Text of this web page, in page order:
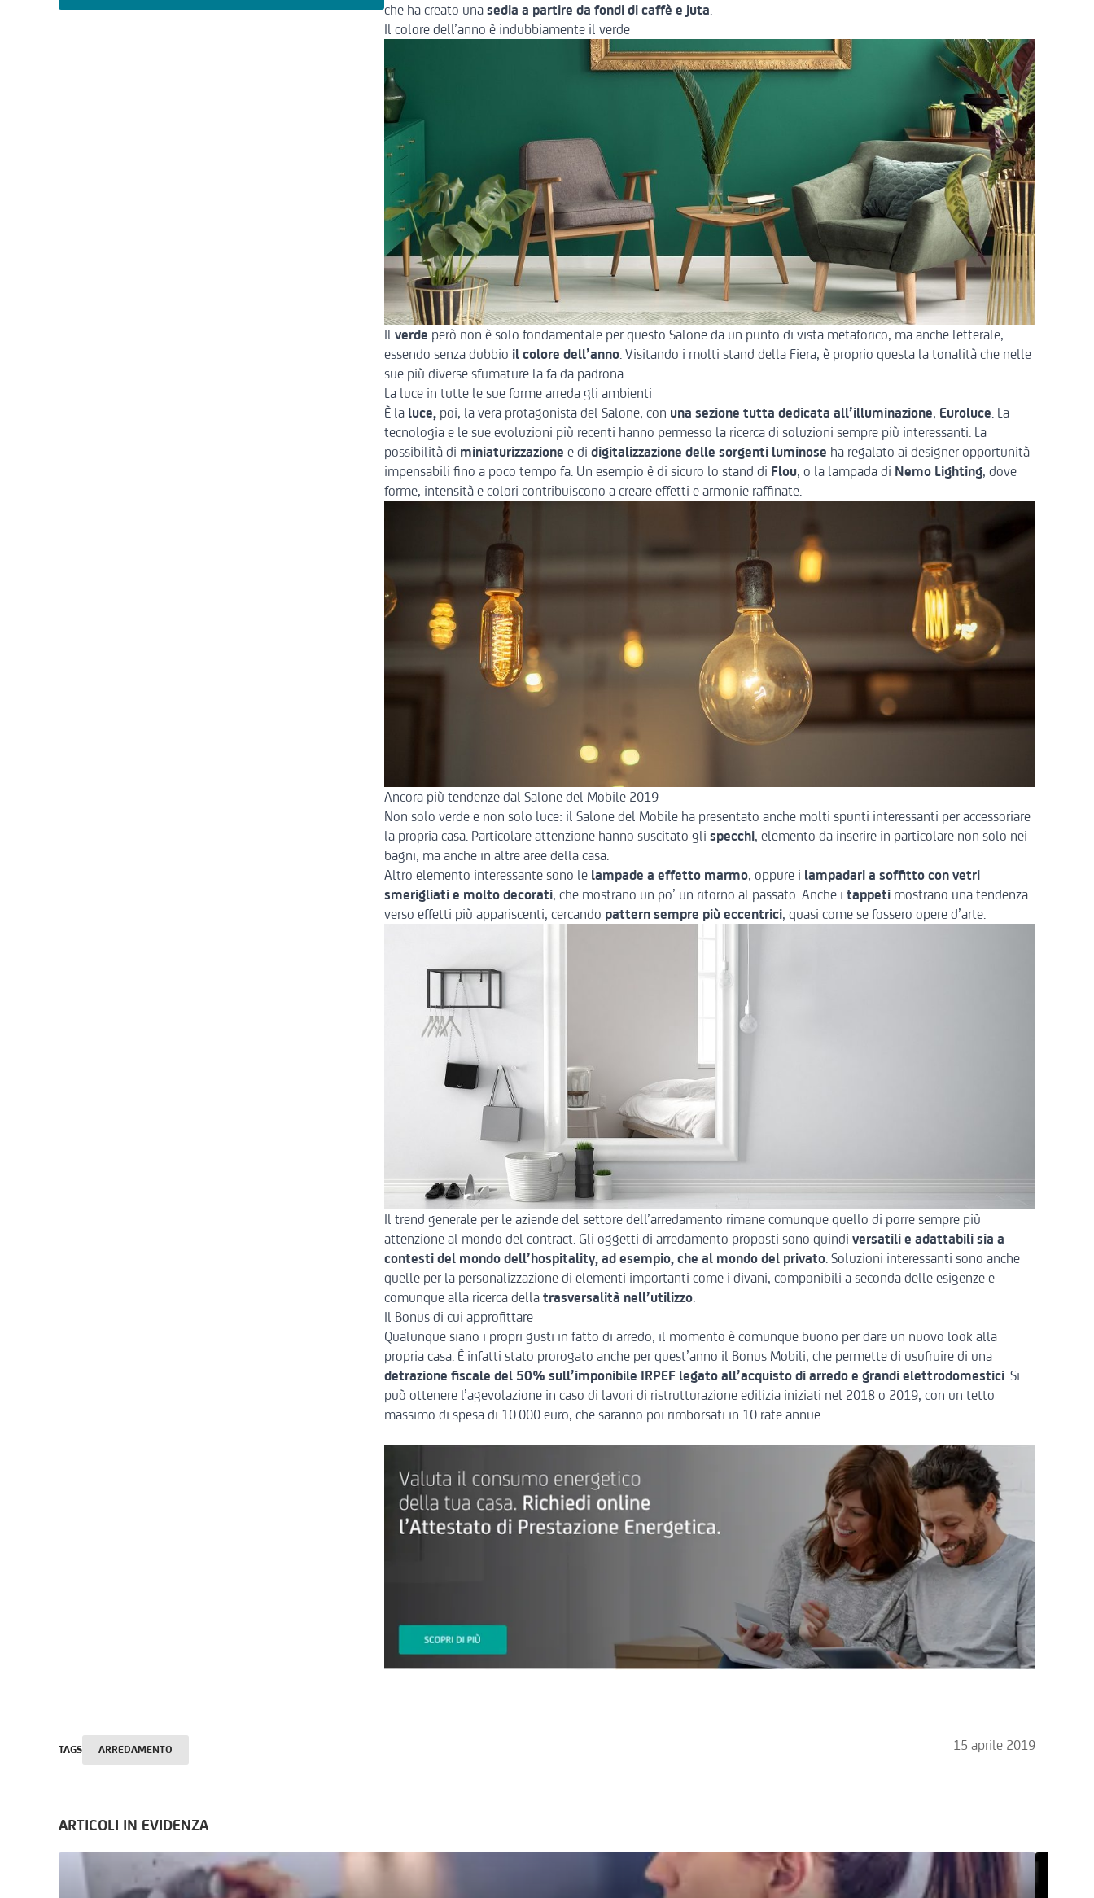
che ha creato una sedia a partire da fondi di caffè e juta
Il colore dell’anno è indubbiamente il verde
Il verde però non è solo fondamentale per questo Salone da un punto di vista metaforico, ma anche letterale,
essendo senza dubbio il colore dell’anno. Visitando i molti stand della Fiera, è proprio questa la tonalità che nelle
sue più diverse sfumature la fa da padrona.
La luce in tutte le sue forme arreda gli ambienti
È la luce, poi, la vera protagonista del Salone, con una sezione tutta dedicata all’illuminazione, Euroluce. La
tecnologia e le sue evoluzioni più recenti hanno permesso la ricerca di soluzioni sempre più interessanti. La
possibilità di miniaturizzazione e di digitalizzazione delle sorgenti luminose ha regalato ai designer opportunità
impensabili fino a poco tempo fa. Un esempio è di sicuro lo stand di Flou, o la lampada di Nemo Lighting, dove
forme, intensità e colori contribuiscono a creare effetti e armonie raffinate.
Ancora più tendenze dal Salone del Mobile 2019
Non solo verde e non solo luce: il Salone del Mobile ha presentato anche molti spunti interessanti per accessoriare
la propria casa. Particolare attenzione hanno suscitato gli specchi, elemento da inserire in particolare non solo nei
bagni, ma anche in altre aree della casa.
Altro elemento interessante sono le lampade a effetto marmo, oppure i lampadari a soffitto con vetri
smerigliati e molto decorati, che mostrano un po’ un ritorno al passato. Anche i tappeti mostrano una tendenza
verso effetti più appariscenti, cercando pattern sempre più eccentrici, quasi come se fossero opere d’arte.
Il trend generale per le aziende del settore dell’arredamento rimane comunque quello di porre sempre più
attenzione al mondo del contract. Gli oggetti di arredamento proposti sono quindi versatili e adattabili sia a
contesti del mondo dell’hospitality, ad esempio, che al mondo del privato. Soluzioni interessanti sono anche
quelle per la personalizzazione di elementi importanti come i divani, componibili a seconda delle esigenze e
comunque alla ricerca della trasversalità nell’utilizzo.
Il Bonus di cui approfittare
Qualunque siano i propri gusti in fatto di arredo, il momento è comunque buono per dare un nuovo look alla
propria casa. È infatti stato prorogato anche per quest’anno il Bonus Mobili, che permette di usufruire di una
detrazione fiscale del 50% sull’imponibile IRPEF legato all’acquisto di arredo e grandi elettrodomestici. Si
può ottenere l’agevolazione in caso di lavori di ristrutturazione edilizia iniziati nel 2018 o 2019, con un tetto
massimo di spesa di 10.000 euro, che saranno poi rimborsati in 10 rate annue.
TAGS ARREDAMENTO 15 aprile 2019
ARTICOLI IN EVIDENZA